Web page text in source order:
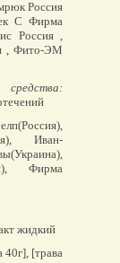
Россия
С Фирма
Россия ,
, Фито-ЭМ
средства:
Иван-
Фирма
жидкий
40г], [трава